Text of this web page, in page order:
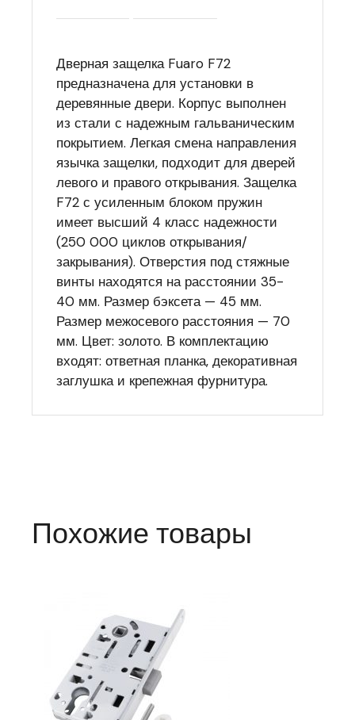
Дверная защелка Fuaro F72
предназначена для установки в
деревянные двери. Корпус выполнен
из стали с надежным гальваническим
покрытием. Легкая смена направления
язычка защелки, подходит для дверей
левого и правого открывания. Защелка
F72 с усиленным блоком пружин
имеет высший 4 класс надежности
(250 000 циклов открывания/
закрывания). Отверстия под стяжные
винты находятся на расстоянии 35-
40 мм. Размер бэксета — 45 мм.
Размер межосевого расстояния — 70
мм. Цвет: золото. В комплектацию
входят: ответная планка, декоративная
заглушка и крепежная фурнитура.
Похожие товары